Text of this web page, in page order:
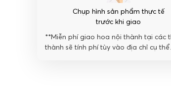
Chụp hình sản phẩm thực tế
trước khi giao
**Miễn phí giao hoa nội thành tại các
thành sẽ tính phí tùy vào địa chỉ cụ thể.